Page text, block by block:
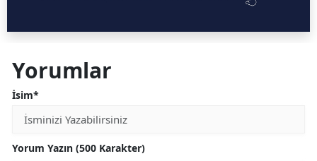
Yorumlar
İsim*
Yorum Yazın (500 Karakter)